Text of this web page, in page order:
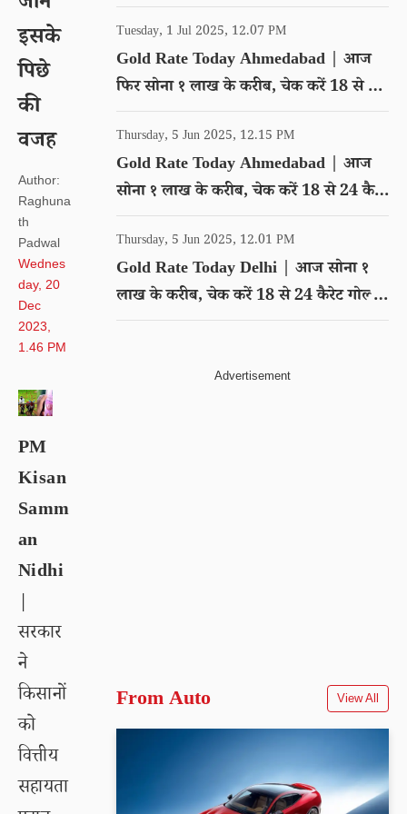
इसके
पिछे
की
वजह
Author:
Raghuna
th
Padwal
Wednes
day, 20
Dec
2023,
1.46 PM
PM
Kisan
Samm
an
Nidhi
|
सरकार
ने
किसानों
को
वित्तीय
सहायता
गोल्ड का रेट
Tuesday, 1 Jul 2025, 12.07 PM
Gold Rate Today Ahmedabad | आज
फिर सोना १ लाख के करीब, चेक करें 18 से 24
कैरेट गोल्ड का रेट
Thursday, 5 Jun 2025, 12.15 PM
Gold Rate Today Ahmedabad | आज
सोना १ लाख के करीब, चेक करें 18 से 24 कैरेट
गोल्ड का रेट
Thursday, 5 Jun 2025, 12.01 PM
Gold Rate Today Delhi | आज सोना १
लाख के करीब, चेक करें 18 से 24 कैरेट गोल्ड
का रेट
From Auto View All